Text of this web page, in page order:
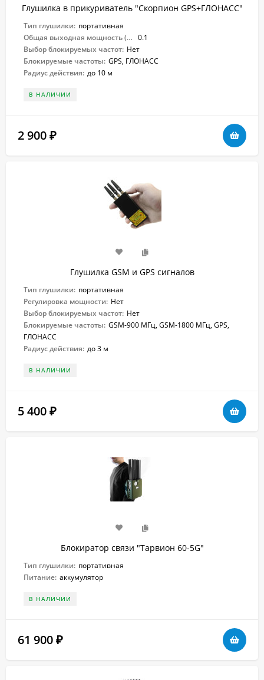
Глушилка в прикуриватель "Скорпион GPS+ГЛОНАСС"
Тип глушилки: портативная
Общая выходная мощность (Вт): 0.1
Выбор блокируемых частот: Нет
Блокируемые частоты: GPS, ГЛОНАСС
Радиус действия: до 10 м
В НАЛИЧИИ
2 900 ₽
Глушилка GSM и GPS сигналов
Тип глушилки: портативная
Регулировка мощности: Нет
Выбор блокируемых частот: Нет
Блокируемые частоты: GSM-900 МГц, GSM-1800 МГц, GPS,
ГЛОНАСС
Радиус действия: до 3 м
В НАЛИЧИИ
5 400 ₽
Блокиратор связи "Тарвион 60-5G"
Тип глушилки: портативная
Питание: аккумулятор
В НАЛИЧИИ
61 900 ₽